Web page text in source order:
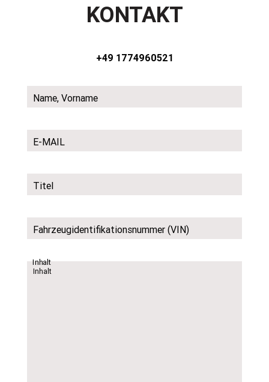
KONTAKT
+49 1774960521
Name, Vorname
E-MAIL
Titel
Fahrzeugidentifikationsnummer (VIN)
Inhalt